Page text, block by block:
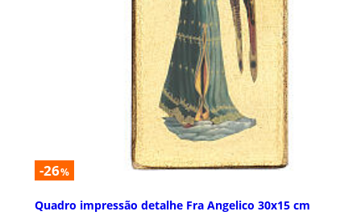
-26%
Quadro impressão detalhe Fra Angelico 30x15 cm